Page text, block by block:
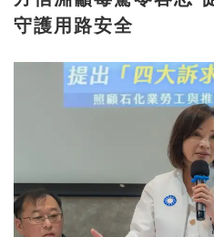
守護用路安全